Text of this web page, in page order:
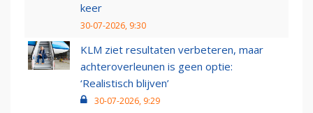
keer
30-07-2026, 9:30
KLM ziet resultaten verbeteren, maar
achteroverleunen is geen optie:
‘Realistisch blijven’
30-07-2026, 9:29